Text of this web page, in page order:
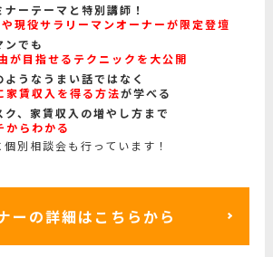
ーテーマと特別講師！
現役サラリーマンオーナーが限定登壇
ンでも
が目指せるテクニックを大公開
うなうまい話ではなく
家賃収入を得る方法が学べる
ク、家賃収入の増やし方まで
からわかる
別相談会も行っています！
ーの詳細はこちらから